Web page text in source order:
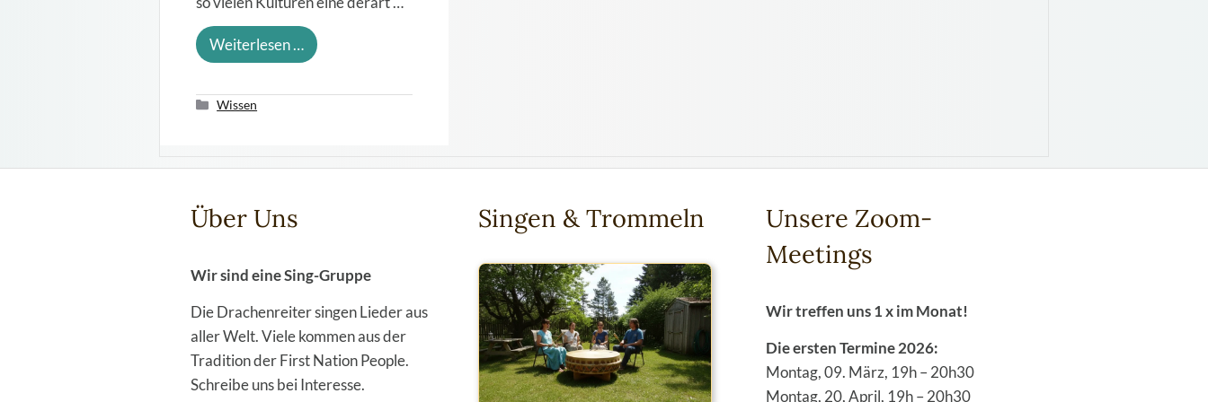
Weiterlesen …
Kategorien
Wissen
Über Uns
Wir sind eine Sing-Gruppe
Die Drachenreiter singen Lieder aus
aller Welt. Viele kommen aus der
Tradition der First Nation People.
Schreibe uns bei Interesse.
Singen & Trommeln
Unsere Zoom-
Meetings
Wir treffen uns 1 x im Monat!
Die ersten Termine 2026:
Montag, 09. März, 19h – 20h30
Montag, 20, April, 19h – 20h30